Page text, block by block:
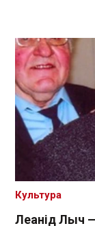
Леанід Лыч
Культура